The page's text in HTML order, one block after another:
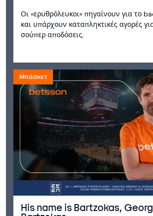
Οι «ερυθρόλευκοι» πηγαίνουν για το
και υπάρχουν καταπληκτικές αγορές
σούπερ αποδόσεις.
Μπάσκετ
His name is Bartzokas,